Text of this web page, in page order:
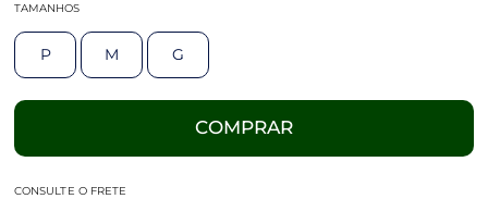
TAMANHOS
P M G
COMPRAR
CONSULTE O FRETE